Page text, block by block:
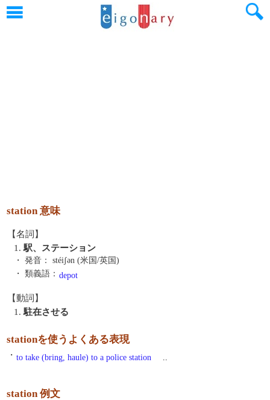
station 意味
【名詞】
1. 駅、ステーション
・ 発音：
stéiʃən (米国/英国)
・ 類義語： depot
【動詞】
1. 駐在させる
stationを使うよくある表現
・ to take (bring, haule) to a police station ..
station 例文